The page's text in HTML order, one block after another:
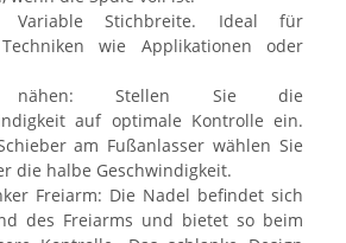
Variable Stichbreite. Ideal für
wie Applikationen oder
nähen: Stellen Sie die
auf optimale Kontrolle ein.
am Fußanlasser wählen Sie
die halbe Geschwindigkeit.
Freiarm: Die Nadel befindet sich
des Freiarms und bietet so beim